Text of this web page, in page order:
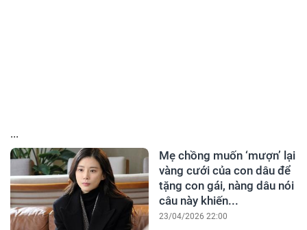
...
Mẹ chồng muốn ‘mượn’ lại
vàng cưới của con dâu để
tặng con gái, nàng dâu nói
câu này khiến...
23/04/2026 22:00